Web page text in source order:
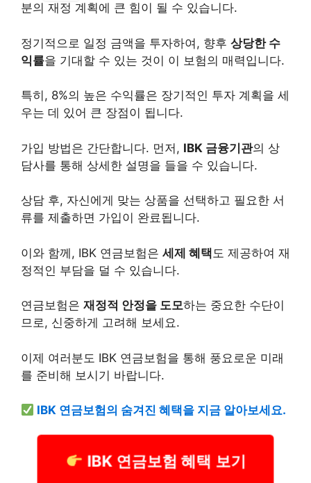
분의 재정 계획에 큰 힘이 될 수 있습니다.
정기적으로 일정 금액을 투자하여, 향후 상당한 수
익률을 기대할 수 있는 것이 이 보험의 매력입니다.
특히, 8%의 높은 수익률은 장기적인 투자 계획을 세
우는 데 있어 큰 장점이 됩니다.
가입 방법은 간단합니다. 먼저, IBK 금융기관의 상
담사를 통해 상세한 설명을 들을 수 있습니다.
상담 후, 자신에게 맞는 상품을 선택하고 필요한 서
류를 제출하면 가입이 완료됩니다.
이와 함께, IBK 연금보험은 세제 혜택 도 제공하여 재
정적인 부담을 덜 수 있습니다.
연금보험은 재정적 안정을 도모하는 중요한 수단이
므로, 신중하게 고려해 보세요.
이제 여러분도 IBK 연금보험을 통해 풍요로운 미래
를 준비해 보시기 바랍니다.
IBK 연금보험의 숨겨진 혜택을 지금 알아보세요.
IBK 연금보험 혜택 보기